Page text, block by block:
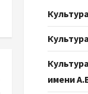
имени